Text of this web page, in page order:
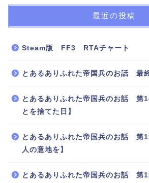
最近の投稿
Steam版 FF3 RTAチャート
とあるありふれた帝国兵のお話 最
とあるありふれた帝国兵のお話 第
とを捨てた日】
とあるありふれた帝国兵のお話 第
人の意地を】
とあるありふれた帝国兵のお話 第